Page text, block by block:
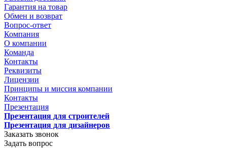
Гарантия на товар
Обмен и возврат
Вопрос-ответ
Компания
О компании
Команда
Контакты
Реквизиты
Лицензии
Принципы и миссия компании
Контакты
Презентация
Презентация для строителей
Презентация для дизайнеров
Заказать звонок
Задать вопрос